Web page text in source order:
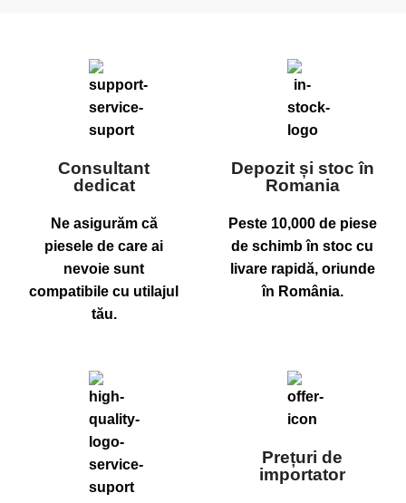
Consultant
dedicat
Ne asigurăm că
piesele de care ai
nevoie sunt
compatibile cu utilajul
tău.
Depozit și stoc în
Romania
Peste 10,000 de piese
de schimb în stoc cu
livare rapidă, oriunde
în România.
Prețuri de
importator